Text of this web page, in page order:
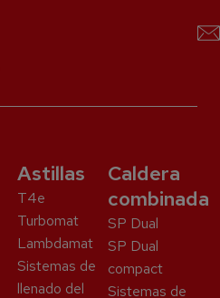
Astillas
T4e
Turbomat
Lambdamat
Sistemas de
llenado del
Caldera
combinada
SP Dual
SP Dual
compact
Sistemas de